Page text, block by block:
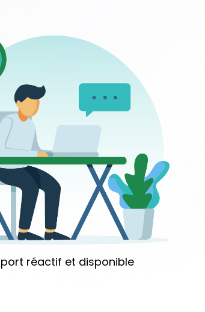
réactif et disponible